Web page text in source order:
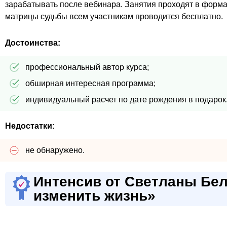
зарабатывать после вебинара. Занятия проходят в
матрицы судьбы всем участникам проводится бесплатно.
Достоинства:
профессиональный автор курса;
обширная интересная программа;
индивидуальный расчет по дате рождения в
Недостатки:
не обнаружено.
Интенсив от Светланы
изменить жизнь»